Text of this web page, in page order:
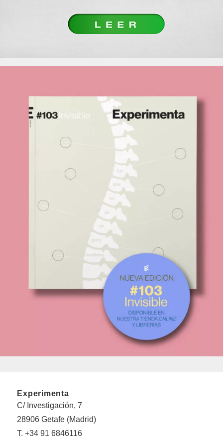
Experimenta
C/ Investigación, 7
28906 Getafe (Madrid)
T. +34 91 6846116